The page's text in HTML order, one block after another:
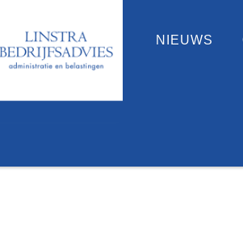
NIEUWS